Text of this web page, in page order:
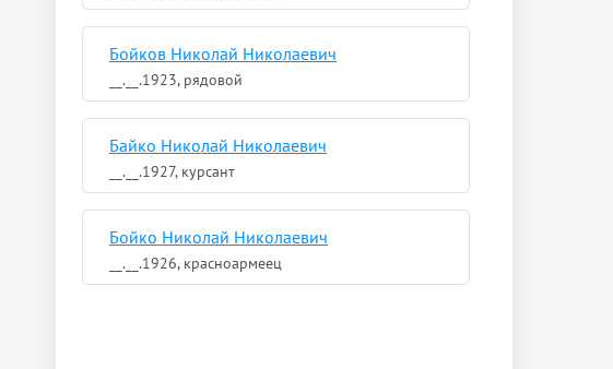
Бойков Николай Николаевич
__.__.1923, рядовой
Байко Николай Николаевич
__.__.1927, курсант
Бойко Николай Николаевич
__.__.1926, красноармеец